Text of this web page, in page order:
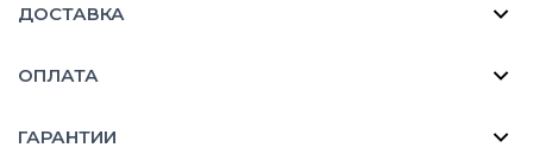
ДОСТАВКА
ОПЛАТА
ГАРАНТИИ